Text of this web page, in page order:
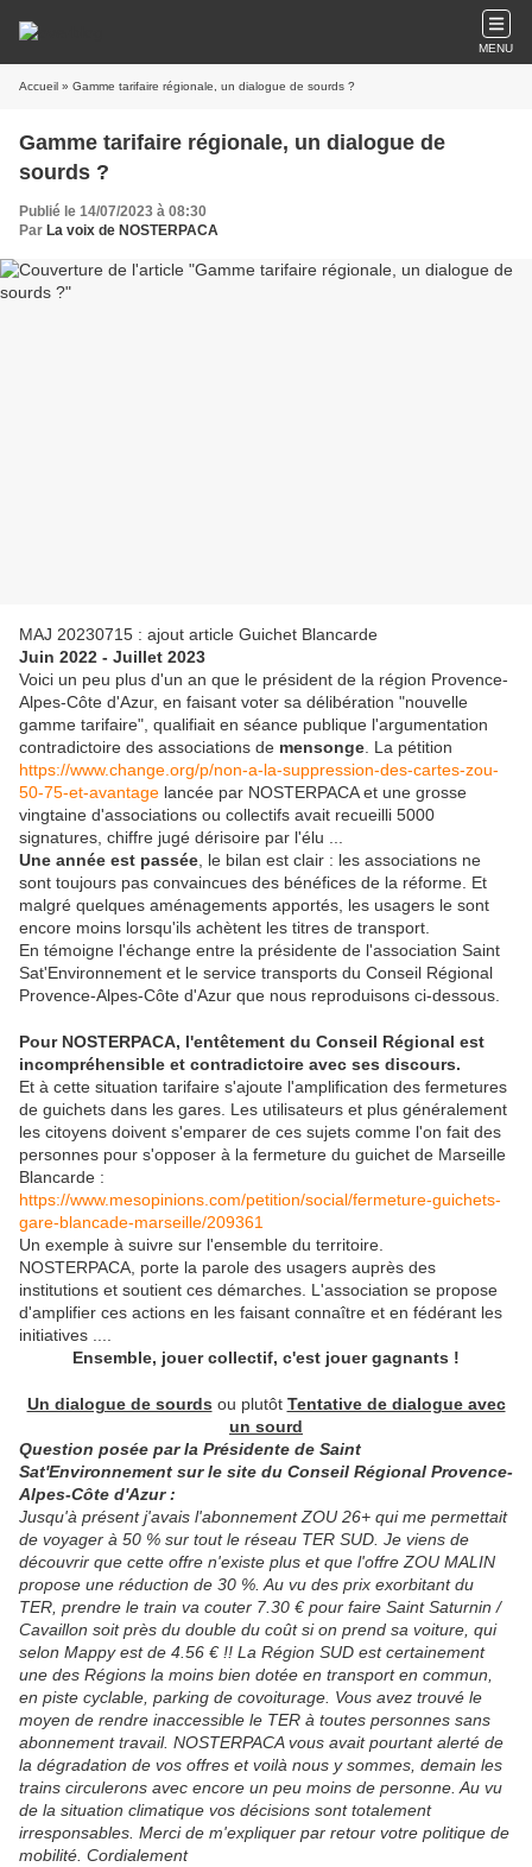
MENU
Accueil » Gamme tarifaire régionale, un dialogue de sourds ?
Gamme tarifaire régionale, un dialogue de
sourds ?
Publié le 14/07/2023 à 08:30
Par La voix de NOSTERPACA
MAJ 20230715 : ajout article Guichet Blancarde
Juin 2022 - Juillet 2023
Voici un peu plus d'un an que le président de la région Provence-
Alpes-Côte d'Azur, en faisant voter sa délibération "nouvelle
gamme tarifaire", qualifiait en séance publique l'argumentation
contradictoire des associations de mensonge . La pétition
https://www.change.org/p/non-a-la-suppression-des-cartes-zou-
50-75-et-avantage lancée par NOSTERPACA et une grosse
vingtaine d'associations ou collectifs avait recueilli 5000
signatures, chiffre jugé dérisoire par l'élu ...
Une année est passée , le bilan est clair : les associations ne
sont toujours pas convaincues des bénéfices de la réforme. Et
malgré quelques aménagements apportés, les usagers le sont
encore moins lorsqu'ils achètent les titres de transport.
En témoigne l'échange entre la présidente de l'association Saint
Sat'Environnement et le service transports du Conseil Régional
Provence-Alpes-Côte d'Azur que nous reproduisons ci-dessous.
Pour NOSTERPACA, l'entêtement du Conseil Régional est
incompréhensible et contradictoire avec ses discours.
Et à cette situation tarifaire s'ajoute l'amplification des fermetures
de guichets dans les gares. Les utilisateurs et plus généralement
les citoyens doivent s'emparer de ces sujets comme l'on fait des
personnes pour s'opposer à la fermeture du guichet de Marseille
Blancarde :
https://www.mesopinions.com/petition/social/fermeture-guichets-
gare-blancade-marseille/209361
Un exemple à suivre sur l'ensemble du territoire.
NOSTERPACA, porte la parole des usagers auprès des
institutions et soutient ces démarches. L'association se propose
d'amplifier ces actions en les faisant connaître et en fédérant les
initiatives ....
Ensemble, jouer collectif, c'est jouer gagnants !
Un dialogue de sourds ou plutôt Tentative de dialogue avec
un sourd
Question posée par la Présidente de Saint
Sat'Environnement sur le site du Conseil Régional Provence-
Alpes-Côte d'Azur :
Jusqu'à présent j'avais l'abonnement ZOU 26+ qui me permettait
de voyager à 50 % sur tout le réseau TER SUD. Je viens de
découvrir que cette offre n'existe plus et que l'offre ZOU MALIN
propose une réduction de 30 %. Au vu des prix exorbitant du
TER, prendre le train va couter 7.30 € pour faire Saint Saturnin /
Cavaillon soit près du double du coût si on prend sa voiture, qui
selon Mappy est de 4.56 € !! La Région SUD est certainement
une des Régions la moins bien dotée en transport en commun,
en piste cyclable, parking de covoiturage. Vous avez trouvé le
moyen de rendre inaccessible le TER à toutes personnes sans
abonnement travail. NOSTERPACA vous avait pourtant alerté de
la dégradation de vos offres et voilà nous y sommes, demain les
trains circulerons avec encore un peu moins de personne. Au vu
de la situation climatique vos décisions sont totalement
irresponsables. Merci de m'expliquer par retour votre politique de
mobilité. Cordialement